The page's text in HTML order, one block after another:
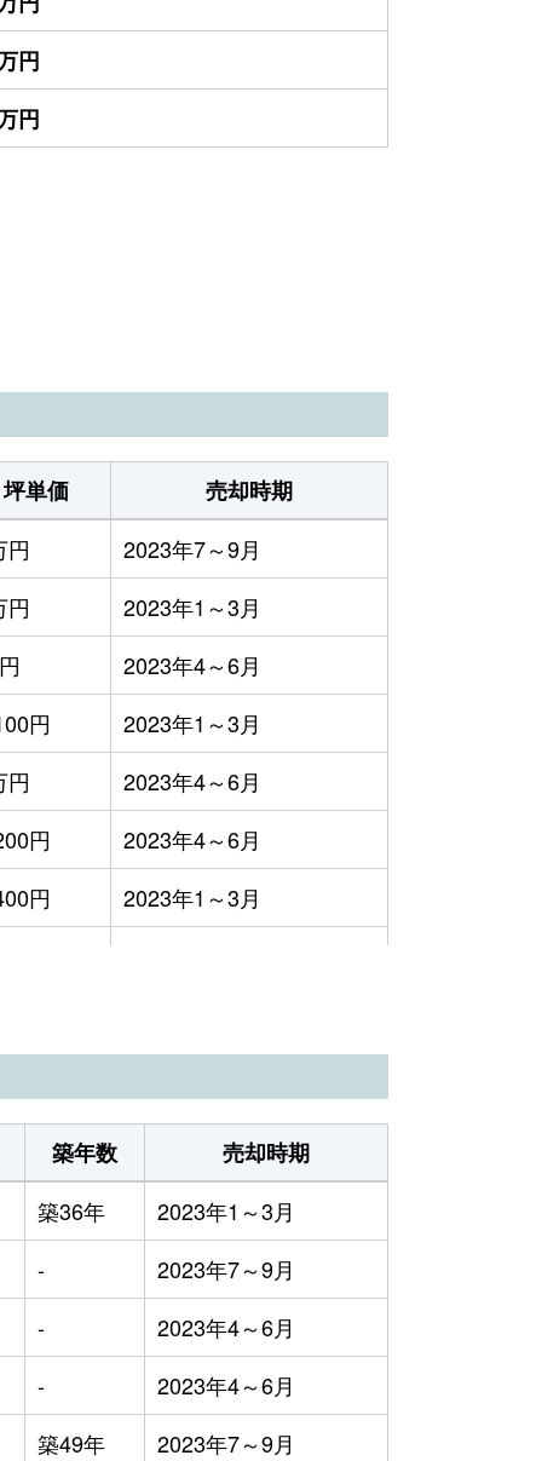
円
円
坪単価
売却時期
円
2023年7～9月
円
2023年1～3月
2023年4～6月
円
2023年1～3月
円
2023年4～6月
円
2023年4～6月
円
2023年1～3月
円
2023年1～3月
2023年10～12月
円
2023年7～9月
円
2023年4～6月
円
2023年4～6月
円 2023年4～6月
築年数
売却時期
築36年
2023年1～3月
-
2023年7～9月
-
2023年4～6月
-
2023年4～6月
築49年 2023年7～9月